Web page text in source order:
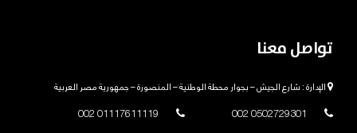
تواصل معنا
الإدارة : شارع الجيش – بجوار محطة الوطنية – المنصورة – جمهورية مصر العربية